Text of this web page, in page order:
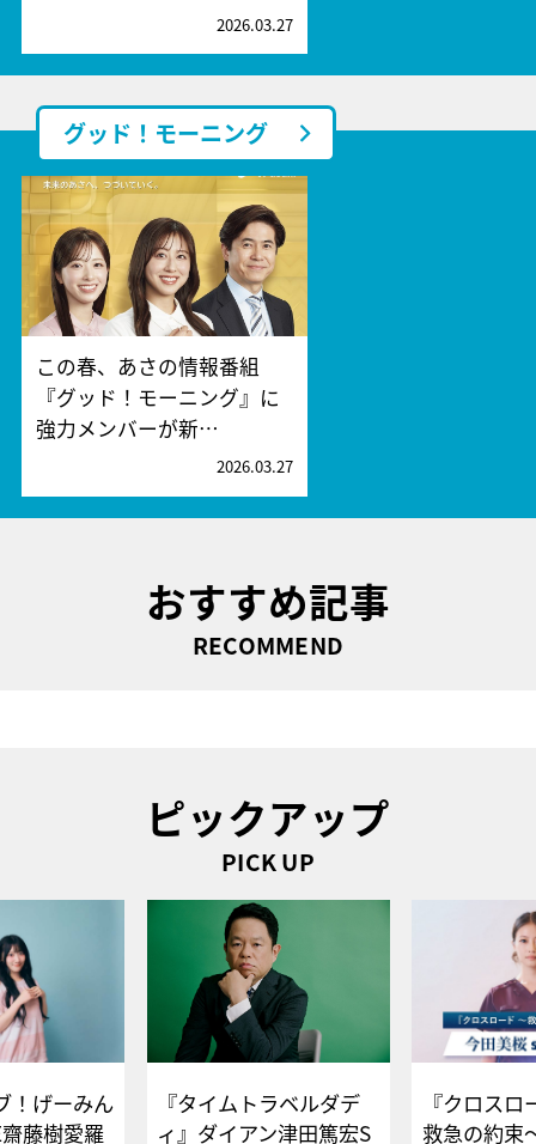
2026.03.27
グッド！モーニング
この春、あさの情報番組
『グッド！モーニング』に
強力メンバーが新…
2026.03.27
おすすめ記事
RECOMMEND
ピックアップ
PICK UP
！げーみん
藤樹愛羅
『タイムトラベルダデ
ィ』ダイアン津田篤宏S
『クロス
救急の約束